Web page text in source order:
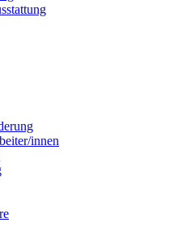
innen